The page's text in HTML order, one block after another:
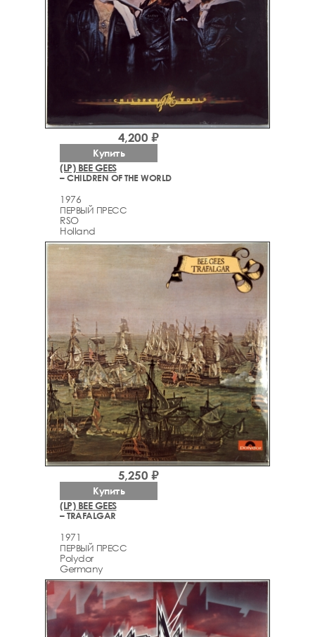
(LP) BEE GEES
– CHILDREN OF THE WORLD
1976
ПЕРВЫЙ ПРЕСС
RSO
Holland
4,200 ₽
Купить
(LP) BEE GEES
– TRAFALGAR
1971
ПЕРВЫЙ ПРЕСС
Polydor
Germany
5,250 ₽
Купить